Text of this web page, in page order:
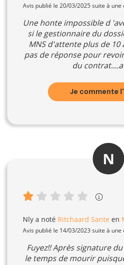
Avis publié le 20/03/2025 suite à
Une honte impossible d
si le gestionnaire du
MNS d'attente plus de
pas de réponse pour
du
Je commente
N
Nly a noté Ritchaard Sante en
Avis publié le 14/03/2023 suite à
Fuyez!! Après signature
le temps de mourir